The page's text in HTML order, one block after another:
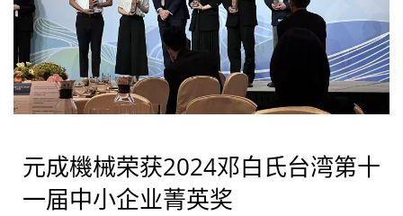
元成機械荣获2024邓白氏台湾第十
一届中小企业菁英奖